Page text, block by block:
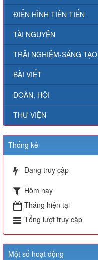
ĐIỂN HÌNH TIÊN TIẾN
TÀI NGUYÊN
TRẢI NGHIỆM-SÁNG TẠO
BÀI VIẾT
ĐOÀN, HỘI
THƯ VIỆN
Thống kê
Đang truy cập
Hôm nay
Tháng hiện tại
Tổng lượt truy cập
Một số hoạt động